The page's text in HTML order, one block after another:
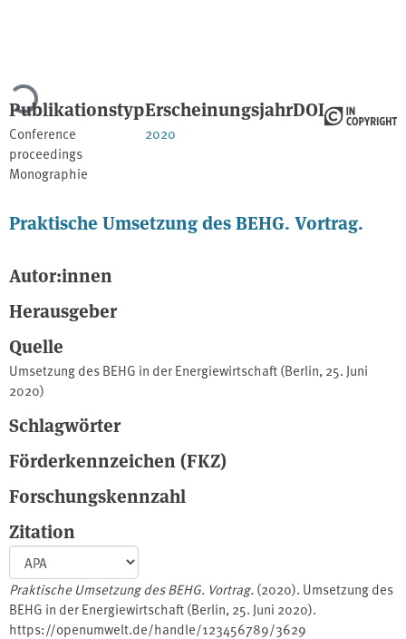
Publikationstyp
Conference
proceedings
Monographie
Erscheinungsjahr
2020
DOI
Praktische Umsetzung des BEHG. Vortrag.
Autor:innen
Herausgeber
Quelle
Umsetzung des BEHG in der Energiewirtschaft (Berlin, 25. Juni
2020)
Schlagwörter
Förderkennzeichen (FKZ)
Forschungskennzahl
Zitation
Praktische Umsetzung des BEHG. Vortrag.(2020). Umsetzung des
BEHG in der Energiewirtschaft (Berlin, 25. Juni 2020).
https://openumwelt.de/handle/123456789/3629